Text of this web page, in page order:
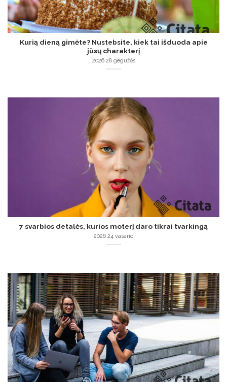
Kurią dieną gimėte? Nustebsite, kiek tai išduoda apie
jūsų charakterį
2026 28 gegužės
7 svarbios detalės, kurios moterį daro tikrai tvarkingą
2026 24 vasario